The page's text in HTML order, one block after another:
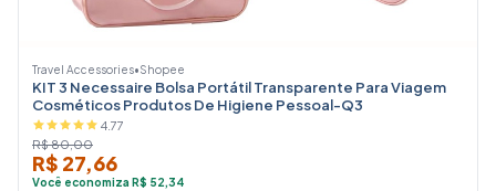
Travel Accessories•Shopee
KIT 3 Necessaire Bolsa Portátil Transparente Para Viagem
Cosméticos Produtos De Higiene Pessoal-Q3
4.77
R$ 80,00
R$ 27,66
Você economiza R$ 52,34